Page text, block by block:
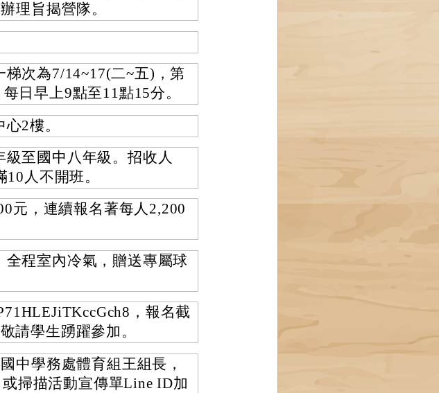
理旨揭營隊。
次為7/14~17(二~五)，第
日早上9點至11點15分。
2樓。
至國中八年級。招收人
人不開班。
元，連續報名著每人2,200
程室內冷氣，贈送專屬球
，報名截
請學生踴躍參加。
中學務處體育組王組長，
掃描活動宣傳單Line ID加